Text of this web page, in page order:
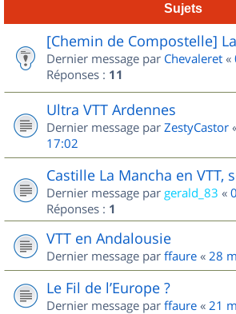
Sujets
[Chemin de Compostelle]
Dernier message par Chevaleret «
Réponses : 11
Ultra VTT Ardennes
Dernier message par ZestyCastor
17:02
Castille La Mancha en VTT,
Dernier message par gerald_83 «
Réponses : 1
VTT en Andalousie
Dernier message par ffaure « 28
Le Fil de l’Europe ?
Dernier message par ffaure « 21